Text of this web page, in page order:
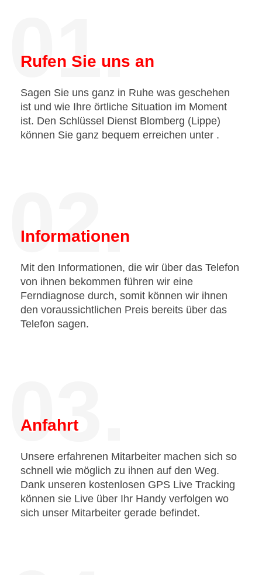
01.
Rufen Sie uns an
Sagen Sie uns ganz in Ruhe was geschehen
ist und wie Ihre örtliche Situation im Moment
ist. Den Schlüssel Dienst Blomberg (Lippe)
können Sie ganz bequem erreichen unter .
02.
Informationen
Mit den Informationen, die wir über das Telefon
von ihnen bekommen führen wir eine
Ferndiagnose durch, somit können wir ihnen
den voraussichtlichen Preis bereits über das
Telefon sagen.
03.
Anfahrt
Unsere erfahrenen Mitarbeiter machen sich so
schnell wie möglich zu ihnen auf den Weg.
Dank unseren kostenlosen GPS Live Tracking
können sie Live über Ihr Handy verfolgen wo
sich unser Mitarbeiter gerade befindet.